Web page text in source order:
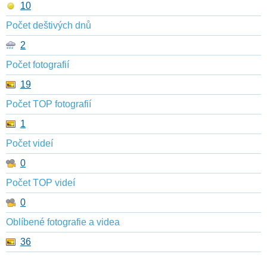
10
Počet deštivých dnů
2
Počet fotografií
19
Počet TOP fotografií
1
Počet videí
0
Počet TOP videí
0
Oblíbené fotografie a videa
36